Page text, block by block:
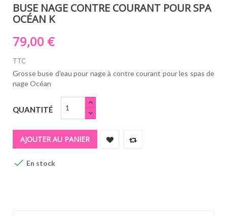
BUSE NAGE CONTRE COURANT POUR SPA
OCÉAN K
79,00 €
TTC
Grosse buse d'eau pour nage à contre courant pour les spas de
nage Océan
QUANTITÉ
AJOUTER AU PANIER
 En stock